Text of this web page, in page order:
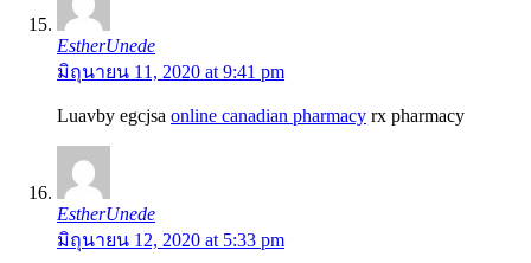
EstherUnede
มิถุนายน 11, 2020 at 9:41 pm
Luavby egcjsa online canadian pharmacy rx pharmacy
EstherUnede
มิถุนายน 12, 2020 at 5:33 pm